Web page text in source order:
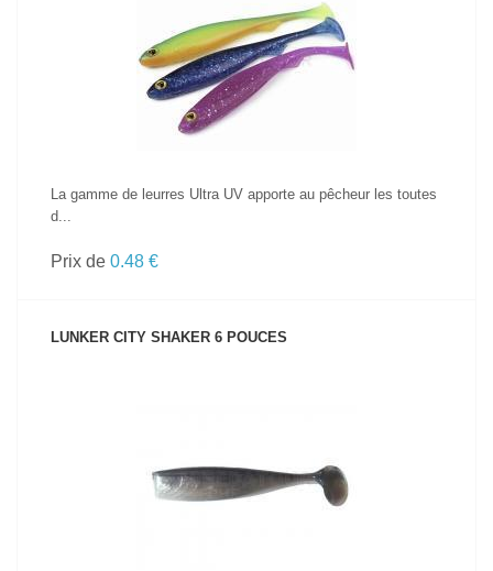
VOIR LE PRODUIT
La gamme de leurres Ultra UV apporte au pêcheur les toutes
d...
Prix de 0.48 €
LUNKER CITY SHAKER 6 POUCES